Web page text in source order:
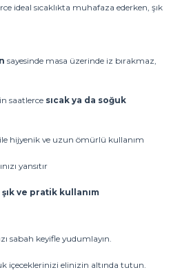
ideal sıcaklıkta muhafaza ederken, şık
sayesinde masa üzerinde iz bırakmaz,
saatlerce sıcak ya da soğuk
hijyenik ve uzun ömürlü kullanım
yansıtır
şık ve pratik kullanım
sabah keyifle yudumlayın.
içeceklerinizi elinizin altında tutun.